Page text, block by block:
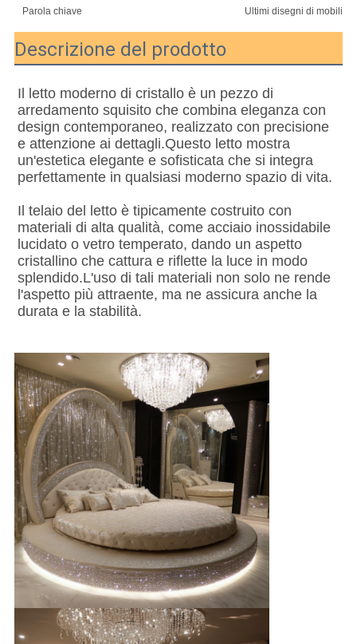
Parola chiave Ultimi disegni di mobili
Descrizione del prodotto
Il letto moderno di cristallo è un pezzo di
arredamento squisito che combina eleganza con
design contemporaneo, realizzato con precisione
e attenzione ai dettagli.Questo letto mostra
un'estetica elegante e sofisticata che si integra
perfettamente in qualsiasi moderno spazio di vita.
Il telaio del letto è tipicamente costruito con
materiali di alta qualità, come acciaio inossidabile
lucidato o vetro temperato, dando un aspetto
cristallino che cattura e riflette la luce in modo
splendido.L'uso di tali materiali non solo ne rende
l'aspetto più attraente, ma ne assicura anche la
durata e la stabilità.